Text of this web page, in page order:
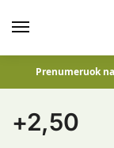
Prenumeruok
+2,50